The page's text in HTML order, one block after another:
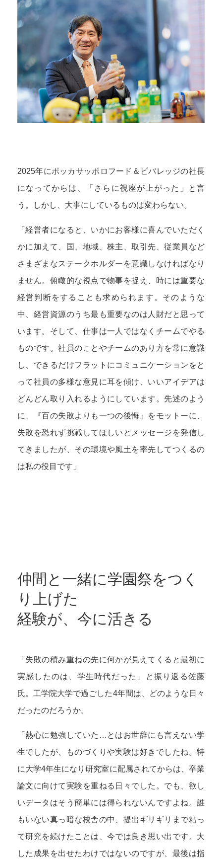
2025年にポッカサッポロフード＆ビバレッジの社長
になってからは、「さらに視座が上がった」と言
う。しかし、大事にしているものは変わらない。
「経営者になると、いかにお客様に喜んでいただく
かに加えて、国、地域、株主、取引先、従業員など
さまざまなステークホルダーを意識しなければなり
ません。俯瞰的な視点で物事を捉え、時には重要な
経営判断をすることも求められます。そのような
中、経営資源のうち最も重要なのは人財だと思って
います。そして、仕事は一人ではなくチームでやる
ものです。社員のことやチームのあり方を常に意識
し、できるだけフラットにコミュニケーションをと
って社員の多様な意見に耳を傾け、いいアイデアは
どんどん取り入れるようにしています。先述のよう
に、『百の失敗よりも一つの後悔』をモットーに、
失敗を恐れず挑戦してほしいとメッセージを発信し
てきましたが、その環境や風土を率先してつくるの
は私の役目です」
仲間と一緒に学園祭をつく
り上げた
経験が、今に活きる
「失敗の積み重ねの先に何かが見えてくると最初に
実感したのは、学生時代だった」と振り返る佐藤
氏。工学院大学で過ごした4年間は、どのような日々
だったのだろうか。
「熱心に勉強していた…とはお世辞にも言えない学
生でしたが、ものづくりや実験は好きでしたね。特
に大学4年生になり研究室に配属されてからは、卒業
論文に向けて実験を重ねる日々でした。でも、欲し
いデータはそう簡単には得られないんですよね。誰
もいない真っ暗な校舎の中、提出ギリギリまで粘っ
て研究を続けたことは、今では良き思い出です。大
した成果を出せたわけではないのですが、最後は指